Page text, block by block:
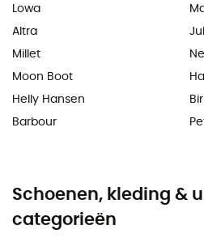
Lowa
Altra
Millet
Moon Boot
Helly Hansen
Barbour
Schoenen, kleding &
categorieën